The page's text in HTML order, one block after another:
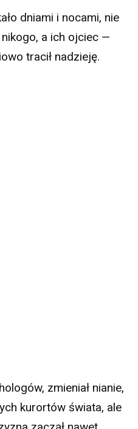
dniami i nocami, nie
a ich ojciec —
tracił nadzieję.
zmieniał nianie,
kurortów świata, ale